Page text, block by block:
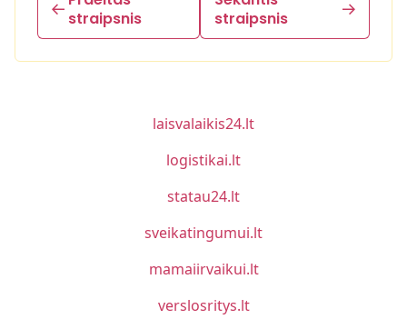
straipsnis
straipsnis
laisvalaikis24.lt
logistikai.lt
statau24.lt
sveikatingumui.lt
mamaiirvaikui.lt
verslosritys.lt